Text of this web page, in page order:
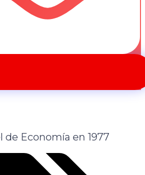
de Economía en 1977